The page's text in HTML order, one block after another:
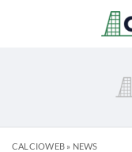
CALCIOWEB» NEWS